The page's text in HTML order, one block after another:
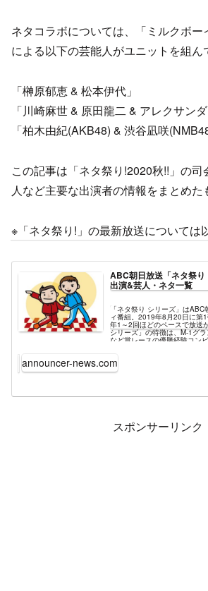
ネタコラボについては、「ミルクボー
による以下の芸能人がユニットを組ん
「榊原郁恵 & 松本伊代」
「川崎麻世 & 原田龍二 & アレクサンダ
「柏木由紀(AKB48) & 渋谷凪咲
この記事は「ネタ祭り!2020秋!!」の
人など主要な出演者の情報をまとめた
※「ネタ祭り!」の最新放送については
ABC朝日放送「ネタ祭り
出演&芸人・ネタ一覧
「ネタ祭り シリーズ」は
ィ番組。2019年8月20日に第
年1～2回ほどのペースで放送
シリーズ」の特徴は、M-1グ
など賞レースの優勝経験コン
ンルから多数の芸人が出演す
から千原ジュニアが務める。
送の「ネタ祭り!2021夏!!」。
announcer-news.com
スポンサーリンク